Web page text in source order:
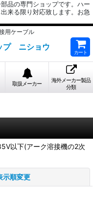
品の専門ショップです。ハー
来る限り対応致します。お急
用ケーブル
プ ニショウ
カート
取扱メーカー
海外メーカー製品
分類
以下(アーク溶接機の2次
示順変更